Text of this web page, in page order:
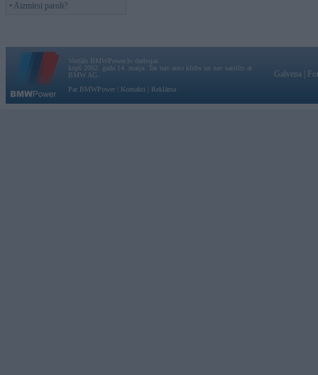
• Aizmirsi paroli?
Vortāls BMWPower.lv darbojas
kopš 2002. gada 14. maija. Tas nav auto klubs un nav saistīts ar
BMW AG.
Par BMWPower
Kontakti Reklāma
Galvena